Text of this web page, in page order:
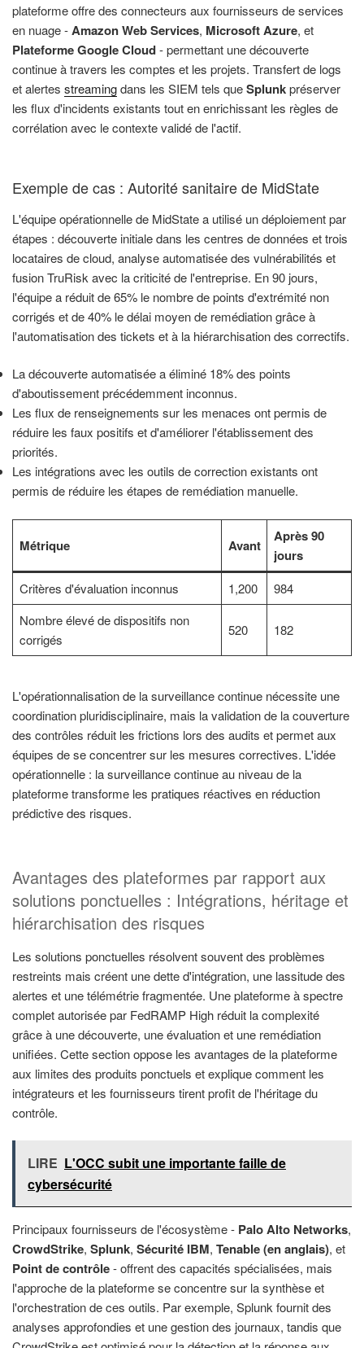
plateforme offre des connecteurs aux fournisseurs de services
en nuage -Amazon Web Services, Microsoft Azure, et
Plateforme Google Cloud- permettant une découverte
continue à travers les comptes et les projets. Transfert de logs
et alertes streamingdans les SIEM tels queSplunkpréserver
les flux d'incidents existants tout en enrichissant les règles de
corrélation avec le contexte validé de l'actif.
Exemple de cas : Autorité sanitaire de MidState
L'équipe opérationnelle de MidState a utilisé un déploiement par
étapes : découverte initiale dans les centres de données et trois
locataires de cloud, analyse automatisée des vulnérabilités et
fusion TruRisk avec la criticité de l'entreprise. En 90 jours,
l'équipe a réduit de 65% le nombre de points d'extrémité non
corrigés et de 40% le délai moyen de remédiation grâce à
l'automatisation des tickets et à la hiérarchisation des correctifs.
La découverte automatisée a éliminé 18% des points
d'aboutissement précédemment inconnus.
Les flux de renseignements sur les menaces ont permis de
réduire les faux positifs et d'améliorer l'établissement des
priorités.
Les intégrations avec les outils de correction existants ont
permis de réduire les étapes de remédiation manuelle.
Métrique Avant
Après 90
jours
Critères d'évaluation inconnus 1,200
984
Nombre élevé de dispositifs non
corrigés
520 182
L'opérationnalisation de la surveillance continue nécessite une
coordination pluridisciplinaire, mais la validation de la couverture
des contrôles réduit les frictions lors des audits et permet aux
équipes de se concentrer sur les mesures correctives. L'idée
opérationnelle : la surveillance continue au niveau de la
plateforme transforme les pratiques réactives en réduction
prédictive des risques.
Avantages des plateformes par rapport aux
solutions ponctuelles : Intégrations, héritage et
hiérarchisation des risques
Les solutions ponctuelles résolvent souvent des problèmes
restreints mais créent une dette d'intégration, une lassitude des
alertes et une télémétrie fragmentée. Une plateforme à spectre
complet autorisée par FedRAMP High réduit la complexité
grâce à une découverte, une évaluation et une remédiation
unifiées. Cette section oppose les avantages de la plateforme
aux limites des produits ponctuels et explique comment les
intégrateurs et les fournisseurs tirent profit de l'héritage du
contrôle.
LIRE L'OCC subit une importante faille de
cybersécurité
Principaux fournisseurs de l'écosystème - Palo Alto Networks,
CrowdStrike, Splunk, Sécurité IBM, Tenable (en anglais), et
Point de contrôle- offrent des capacités spécialisées, mais
l'approche de la plateforme se concentre sur la synthèse et
l'orchestration de ces outils. Par exemple, Splunk fournit des
analyses approfondies et une gestion des journaux, tandis que